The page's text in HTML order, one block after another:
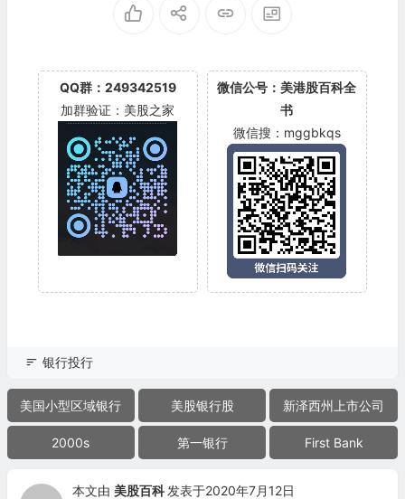
QQ群：249342519
加群验证：美股之家
微信公号：美港股百科全
书
微信搜：mggbkqs
银行投行
美国小型区域银行 美股银行股 新泽西州上市公司
2000s 第一银行 First Bank
本文由 美股百科 发表于2020年7月12日